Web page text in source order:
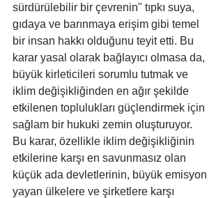
sürdürülebilir bir çevrenin" tıpkı suya,
gıdaya ve barınmaya erişim gibi temel
bir insan hakkı olduğunu teyit etti. Bu
karar yasal olarak bağlayıcı olmasa da,
büyük kirleticileri sorumlu tutmak ve
iklim değişikliğinden en ağır şekilde
etkilenen toplulukları güçlendirmek için
sağlam bir hukuki zemin oluşturuyor.
Bu karar, özellikle iklim değişikliğinin
etkilerine karşı en savunmasız olan
küçük ada devletlerinin, büyük emisyon
yayan ülkelere ve şirketlere karşı